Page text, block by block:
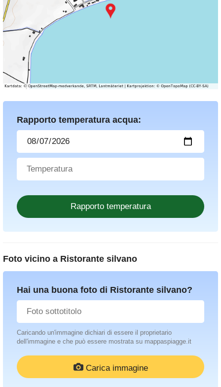
Rapporto temperatura acqua:
Foto vicino a Ristorante silvano
Hai una buona foto di Ristorante silvano?
Caricando un'immagine dichiari di essere il proprietario
dell'immagine e che può essere mostrata su mappaspiagge.it
Carica immagine